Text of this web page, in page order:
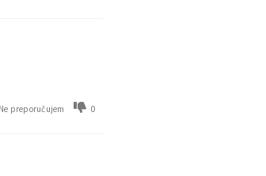
Ne preporučujem 0